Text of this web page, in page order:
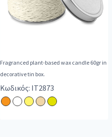
Fragranced plant-based wax candle 60gr in
decorative tin box.
Κωδικός: IT2873